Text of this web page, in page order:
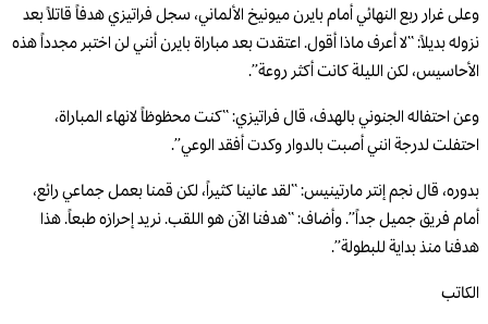
وعلى غرار ربع النهائي أمام بايرن ميونيخ الألماني، سجل فراتيزي هدفاً قاتلاً بعد
نزوله بديلاً: “لا أعرف ماذا أقول. اعتقدت بعد مباراة بايرن أنني لن اختبر مجدداً هذه
الأحاسيس، لكن الليلة كانت أكثر روعة”.
وعن احتفاله الجنوني بالهدف، قال فراتيزي: “كنت محظوظاً لانهاء المباراة،
احتفلت لدرجة انني أصبت بالدوار وكدت أفقد الوعي”.
بدوره، قال نجم إنتر مارتينيس: “لقد عانينا كثيراً، لكن قمنا بعمل جماعي رائع،
أمام فريق جميل جداً”. وأضاف: “هدفنا الآن هو اللقب. نريد إحرازه طبعاً. هذا
هدفنا منذ بداية للبطولة”.
الكاتب